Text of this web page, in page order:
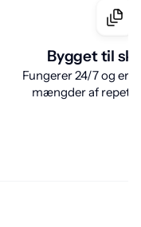
Bygget til
Fungerer 24/7 og er
mængder af